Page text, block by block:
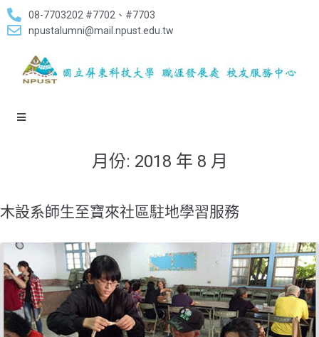
08-7703202 #7702、#7703
npustalumni@mail.npust.edu.tw
月份: 2018 年 8 月
木設系師生至寶來社區駐地學習服務